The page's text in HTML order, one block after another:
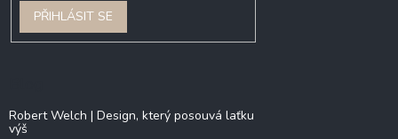
PŘIHLÁSIT SE
Robert Welch | Design, který posouvá laťku
výš